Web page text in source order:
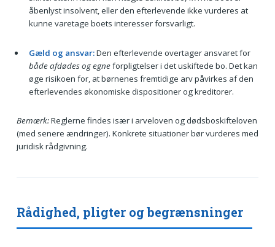
åbenlyst insolvent, eller den efterlevende ikke vurderes at
kunne varetage boets interesser forsvarligt.
Gæld og ansvar:Den efterlevende overtager ansvaret for
både afdødes og egneforpligtelser i det uskiftede bo. Det kan
øge risikoen for, at børnenes fremtidige arv påvirkes af den
efterlevendes økonomiske dispositioner og kreditorer.
Bemærk:Reglerne findes især i arveloven og dødsboskifteloven
(med senere ændringer). Konkrete situationer bør vurderes med
juridisk rådgivning.
Rådighed, pligter og begrænsninger